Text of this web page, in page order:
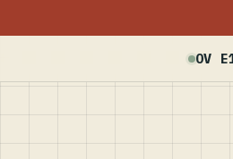
OV